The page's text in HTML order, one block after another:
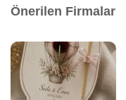
Önerilen Firmalar